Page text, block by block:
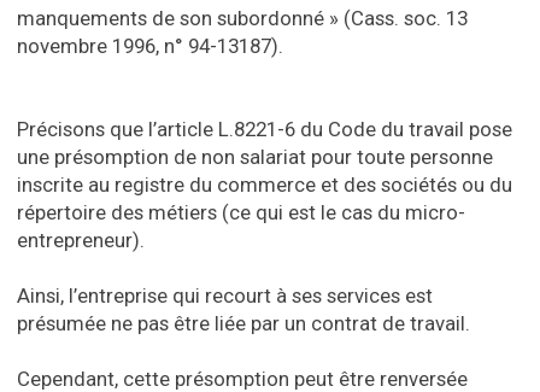
manquements de son subordonné » (Cass. soc. 13
novembre 1996, n° 94-13187).
Précisons que l’article L.8221-6 du Code du travail pose
une présomption de non salariat pour toute personne
inscrite au registre du commerce et des sociétés ou du
répertoire des métiers (ce qui est le cas du micro-
entrepreneur).
Ainsi, l’entreprise qui recourt à ses services est
présumée ne pas être liée par un contrat de travail.
Cependant, cette présomption peut être renversée